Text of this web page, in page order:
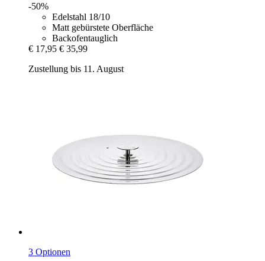
-50%
Edelstahl 18/10
Matt gebürstete Oberfläche
Backofentauglich
€ 17,95 € 35,99
Zustellung bis 11. August
3 Optionen